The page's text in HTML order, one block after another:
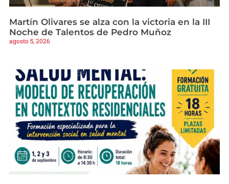
Martín Olivares se alza con la victoria en la III
Noche de Talentos de Pedro Muñoz
agosto 5, 2026